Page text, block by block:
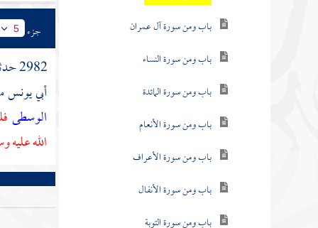
باب ومن سورة آل عمران
باب ومن سورة النساء
باب ومن سورة المائدة
باب ومن سورة الأنعام
باب ومن سورة الأعراف
باب ومن سورة الأنفال
باب ومن سورة التوبة
جزء 5
2982 حدثنا
أبي يونس
الوسطى
الله عليه